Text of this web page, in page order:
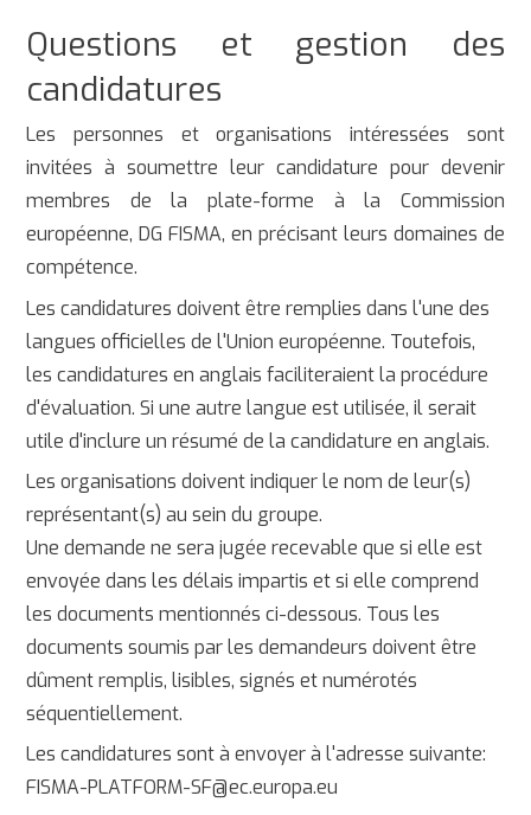
Questions et gestion des
candidatures
Les personnes et organisations intéressées sont
invitées à soumettre leur candidature pour devenir
membres de la plate-forme à la Commission
européenne, DG FISMA, en précisant leurs domaines de
compétence.
Les candidatures doivent être remplies dans l'une des
langues officielles de l'Union européenne. Toutefois,
les candidatures en anglais faciliteraient la procédure
d'évaluation. Si une autre langue est utilisée, il serait
utile d'inclure un résumé de la candidature en anglais.
Les organisations doivent indiquer le nom de leur(s)
représentant(s) au sein du groupe.
Une demande ne sera jugée recevable que si elle est
envoyée dans les délais impartis et si elle comprend
les documents mentionnés ci-dessous. Tous les
documents soumis par les demandeurs doivent être
dûment remplis, lisibles, signés et numérotés
séquentiellement.
Les candidatures sont à envoyer à l'adresse suivante:
FISMA-PLATFORM-SF@ec.europa.eu